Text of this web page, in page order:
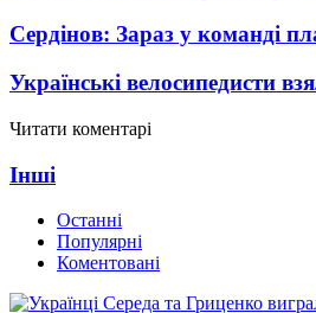
Сердінов: Зараз у команді
Українські велосипедисти
Читати коментарі
Інші
Останні
Популярні
Коментовані